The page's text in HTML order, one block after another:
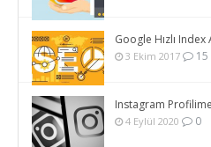
Google Hızlı
3 Ekim 2017 15
Instagram
4 Eylül 2020 0